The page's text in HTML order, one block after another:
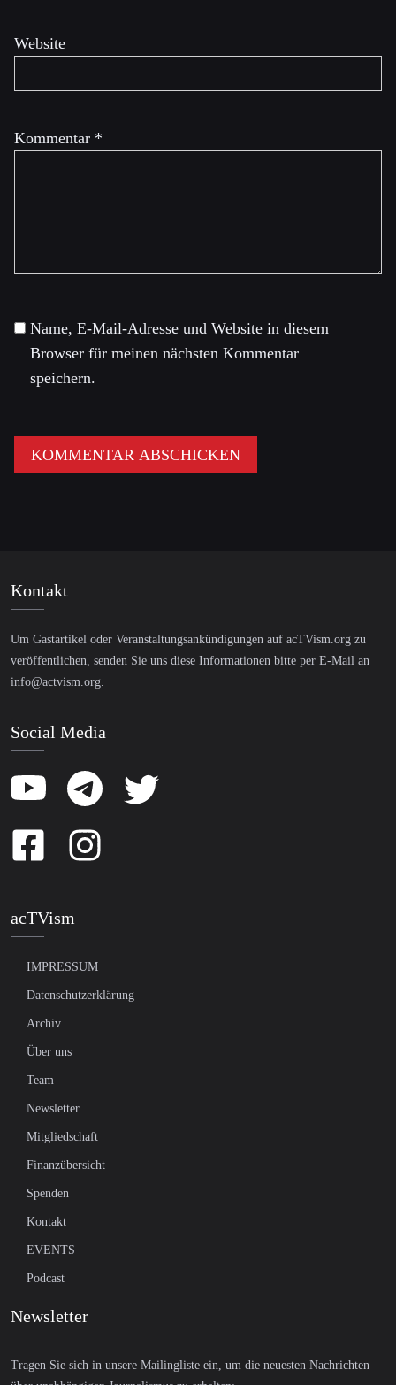
Kommentar *
Website
Name, E-Mail-Adresse und Website in diesem
Browser für meinen nächsten Kommentar
speichern.
Kontakt
Um Gastartikel oder Veranstaltungsankündigungen auf acTVism.org zu
veröffentlichen, senden Sie uns diese Informationen bitte per E-Mail an
info@actvism.org.
Social Media
acTVism
IMPRESSUM
Datenschutzerklärung
Archiv
Über uns
Team
Newsletter
Mitgliedschaft
Finanzübersicht
Spenden
Kontakt
EVENTS
Podcast
Newsletter
Tragen Sie sich in unsere Mailingliste ein, um die neuesten Nachrichten